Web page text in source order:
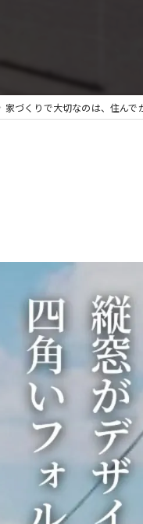
家づくりで大切なのは、住んで